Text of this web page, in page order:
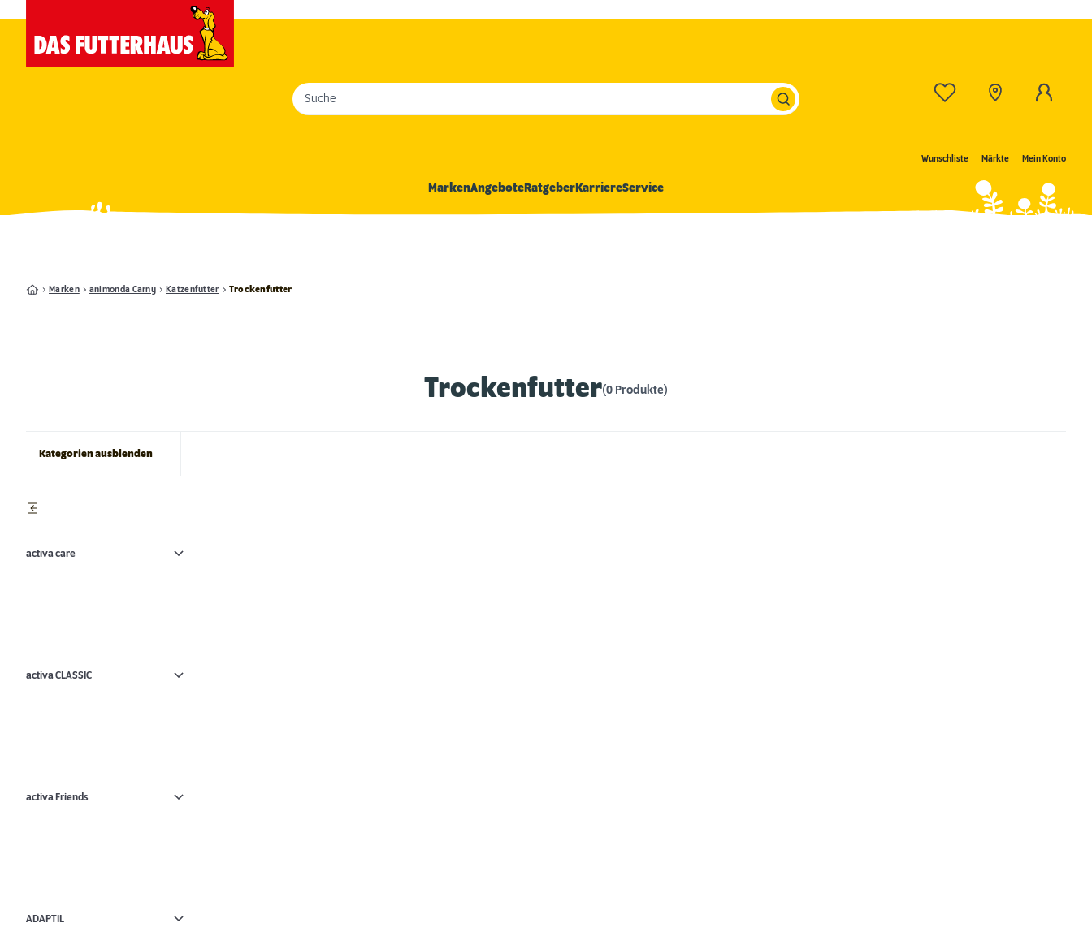
Wunschliste Märkte Mein Konto
Suche
MarkenAngeboteRatgeberKarriereService
Marken animonda Carny Katzenfutter Trockenfutter
Trockenfutter(0 Produkte)
Kategorien ausblenden
activa care
activa CLASSIC
activa Friends
ADAPTIL